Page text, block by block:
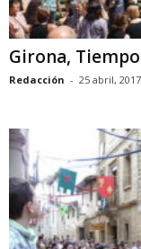
Girona,
Redacción - 25 abril, 2017